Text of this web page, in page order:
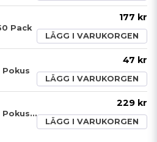
Pack
177 kr
LÄGG I VARUKORGEN
Pokus
47 kr
LÄGG I VARUKORGEN
Ballonger Hokus Pokus 50 Pack
229 kr
LÄGG I VARUKORGEN